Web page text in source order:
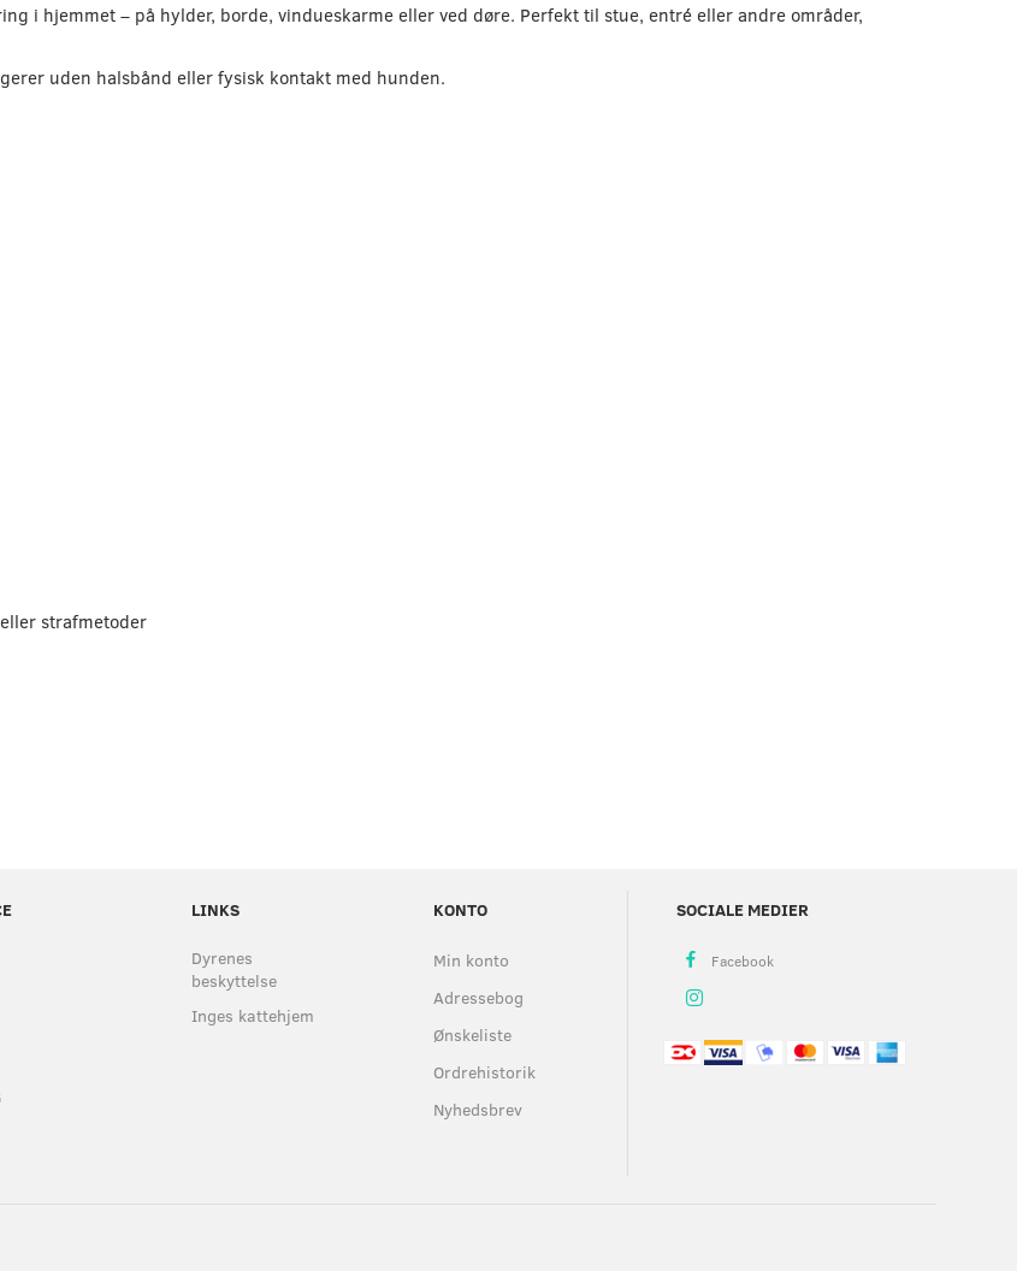
i hjemmet – på hylder, borde, vindueskarme eller ved døre. Perfekt til stue, entré eller andre områder,
uden halsbånd eller fysisk kontakt med hunden.
strafmetoder
LINKS
Dyrenes
beskyttelse
Inges kattehjem
KONTO
Min konto
Adressebog
Ønskeliste
Ordrehistorik
Nyhedsbrev
SOCIALE MEDIER